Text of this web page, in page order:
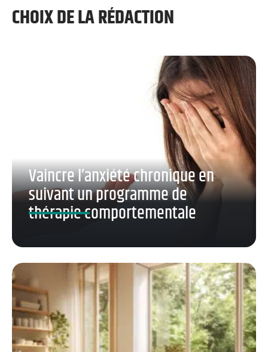
CHOIX DE LA RÉDACTION
Vaincre l’anxiété chronique en
suivant un programme de
thérapie comportementale